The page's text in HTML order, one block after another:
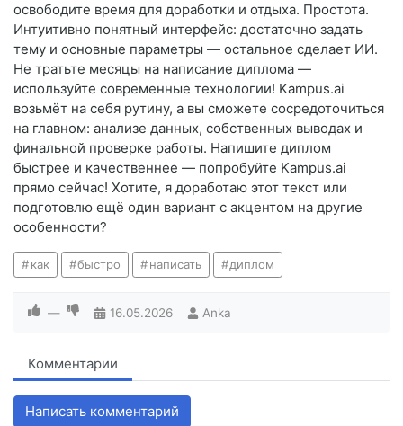
освободите время для доработки и отдыха. Простота.
Интуитивно понятный интерфейс: достаточно задать
тему и основные параметры — остальное сделает ИИ.
Не тратьте месяцы на написание диплома —
используйте современные технологии! Kampus.ai
возьмёт на себя рутину, а вы сможете сосредоточиться
на главном: анализе данных, собственных выводах и
финальной проверке работы. Напишите диплом
быстрее и качественнее — попробуйте Kampus.ai
прямо сейчас! Хотите, я доработаю этот текст или
подготовлю ещё один вариант с акцентом на другие
особенности?
как быстро написать диплом
— 16.05.2026 Anka
Комментарии
Написать комментарий